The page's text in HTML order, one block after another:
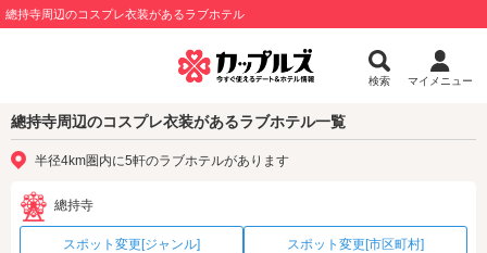
總持寺周辺のコスプレ衣装があるラブホテル
検索 マイメニュー
總持寺周辺のコスプレ衣装があるラブホテル一覧
半径4km圏内に5軒のラブホテルがあります
總持寺
スポット変更[ジャンル] スポット変更[市区町村]